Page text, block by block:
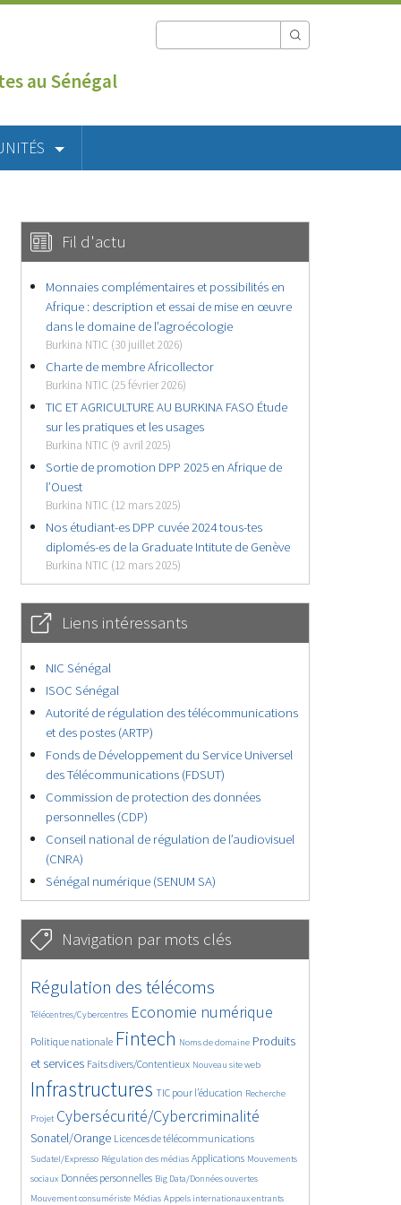
au Sénégal
Fil d'actu
Monnaies complémentaires et possibilités en
Afrique : description et essai de mise en œuvre
dans le domaine de l’agroécologie
Burkina NTIC (30 juillet 2026)
Charte de membre Africollector
Burkina NTIC (25 février 2026)
TIC ET AGRICULTURE AU BURKINA FASO Étude
sur les pratiques et les usages
Burkina NTIC (9 avril 2025)
Sortie de promotion DPP 2025 en Afrique de
l’Ouest
Burkina NTIC (12 mars 2025)
Nos étudiant-es DPP cuvée 2024 tous-tes
diplomés-es de la Graduate Intitute de Genève
Burkina NTIC (12 mars 2025)
Liens intéressants
NIC Sénégal
ISOC Sénégal
Autorité de régulation des télécommunications
et des postes (ARTP)
Fonds de Développement du Service Universel
des Télécommunications (FDSUT)
Commission de protection des données
personnelles (CDP)
Conseil national de régulation de l’audiovisuel
(CNRA)
Sénégal numérique (SENUM SA)
Navigation par mots clés
4661/5672
Régulation des télécoms
362/5672
Télécentres/Cybercentres
3749/5672 Economie numérique
1862/5672
Politique nationale
5192/5672 Fintech
687/5672
Noms de domaine
2426/5672
Produits
et services
1583/5672 Faits divers/Contentieux
838/5672 Nouveau site web
5672/5672
Infrastructures
1843/5672
TIC pour l’éducation
195/5672
Recherche
246/5672
Projet
3613/5672Cybersécurité/Cybercriminalité
2331/5672
Sonatel/Orange
1636/5672 Licences de télécommunications
292/5672
Sudatel/Expresso
1025/5672 Régulation des médias
1525/5672 Applications
1191/5672
Mouvements
sociaux
1661/5672Données personnelles
143/5672 Big Data/Données ouvertes
638/5672
Mouvement consumériste
367/5672 Médias
684/5672 Appels internationaux entrants
1762/5672